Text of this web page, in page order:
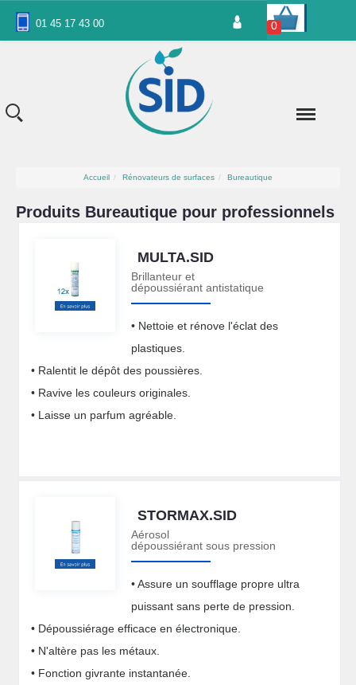
01 45 17 43 00 0
Accueil Rénovateurs de surfaces Bureautique
Produits Bureautique pour professionnels
MULTA.SID
Brillanteur et
dépoussiérant antistatique
• Nettoie et rénove l'éclat des
plastiques.
• Ralentit le dépôt des poussières.
• Ravive les couleurs originales.
• Laisse un parfum agréable.
STORMAX.SID
Aérosol
dépoussiérant sous pression
• Assure un soufflage propre ultra
puissant sans perte de pression.
• Dépoussiérage efficace en électronique.
• N'altère pas les métaux.
• Fonction givrante instantanée.